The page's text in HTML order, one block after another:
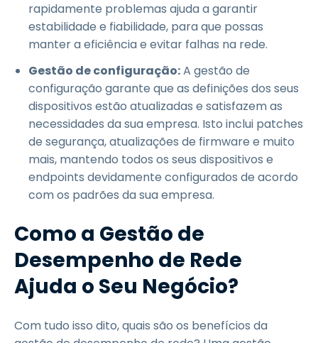
rapidamente problemas ajuda a garantir
estabilidade e fiabilidade, para que possas
manter a eficiência e evitar falhas na rede.
Gestão de configuração:A gestão de
configuração garante que as definições dos seus
dispositivos estão atualizadas e satisfazem as
necessidades da sua empresa. Isto inclui patches
de segurança, atualizações de firmware e muito
mais, mantendo todos os seus dispositivos e
endpoints devidamente configurados de acordo
com os padrões da sua empresa.
Como a Gestão de
Desempenho de Rede
Ajuda o Seu Negócio?
Com tudo isso dito, quais são os benefícios da